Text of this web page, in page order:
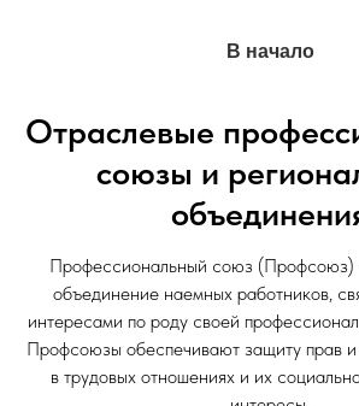
В начало
Отраслевые
союзы и
Профессиональный союз (Профсоюз)
объединение наемных работников,
интересами по роду своей
Профсоюзы обеспечивают защиту прав
в трудовых отношениях и их